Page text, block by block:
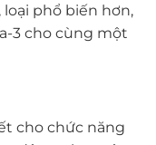
phổ biến hơn,
3 cho cùng một
cho chức năng